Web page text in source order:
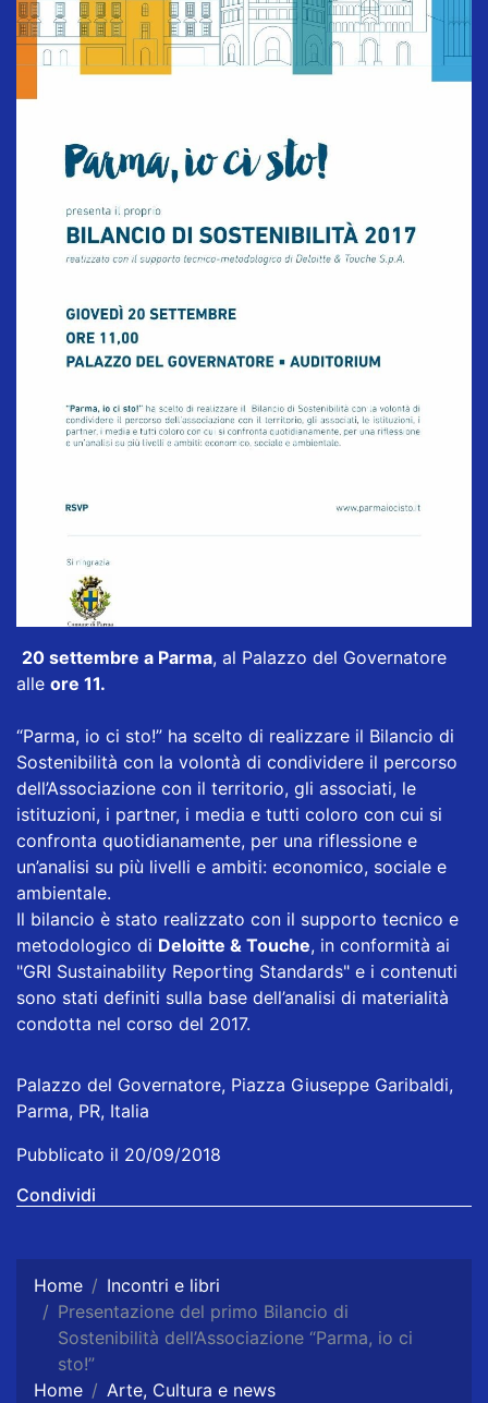
20 settembre a Parma, al Palazzo del Governatore
alle ore 11.
“Parma, io ci sto!” ha scelto di realizzare il Bilancio di
Sostenibilità con la volontà di condividere il percorso
dell’Associazione con il territorio, gli associati, le
istituzioni, i partner, i media e tutti coloro con cui si
confronta quotidianamente, per una riflessione e
un’analisi su più livelli e ambiti: economico, sociale e
ambientale.
Il bilancio è stato realizzato con il supporto tecnico e
metodologico di Deloitte & Touche, in conformità ai
"GRI Sustainability Reporting Standards" e i contenuti
sono stati definiti sulla base dell’analisi di materialità
condotta nel corso del 2017.
Palazzo del Governatore, Piazza Giuseppe Garibaldi,
Parma, PR, Italia
Pubblicato il 20/09/2018
Condividi
Home
Incontri e libri
Presentazione del primo Bilancio di
Sostenibilità dell’Associazione “Parma, io ci
sto!”
Home
Arte, Cultura e news